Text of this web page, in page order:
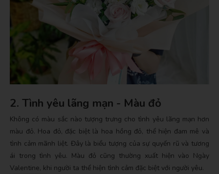
2. Tình yêu lãng mạn - Màu đỏ
Không có màu sắc nào tượng trưng cho tình yêu lãng mạn hơn
màu đỏ. Hoa đỏ, đặc biệt là hoa hồng đỏ, thể hiện đam mê và
tình cảm mãnh liệt. Đây là biểu tượng của sự quyến rũ và tương
ái trong tình yêu. Màu đỏ cũng thường xuất hiện vào Ngày
Valentine, khi người ta thể hiện tình cảm đặc biệt với người yêu.